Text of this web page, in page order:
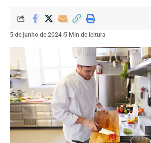
5 de junho de 2024 5 Min de leitura